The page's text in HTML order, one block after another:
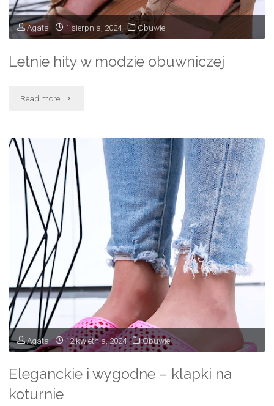
Agata 1 sierpnia, 2024 Obuwie
Letnie hity w modzie obuwniczej
Read more "Letnie
w
modzie
obuwniczej"
Agata 12 kwietnia, 2024 Obuwie
Eleganckie i wygodne – klapki na
koturnie